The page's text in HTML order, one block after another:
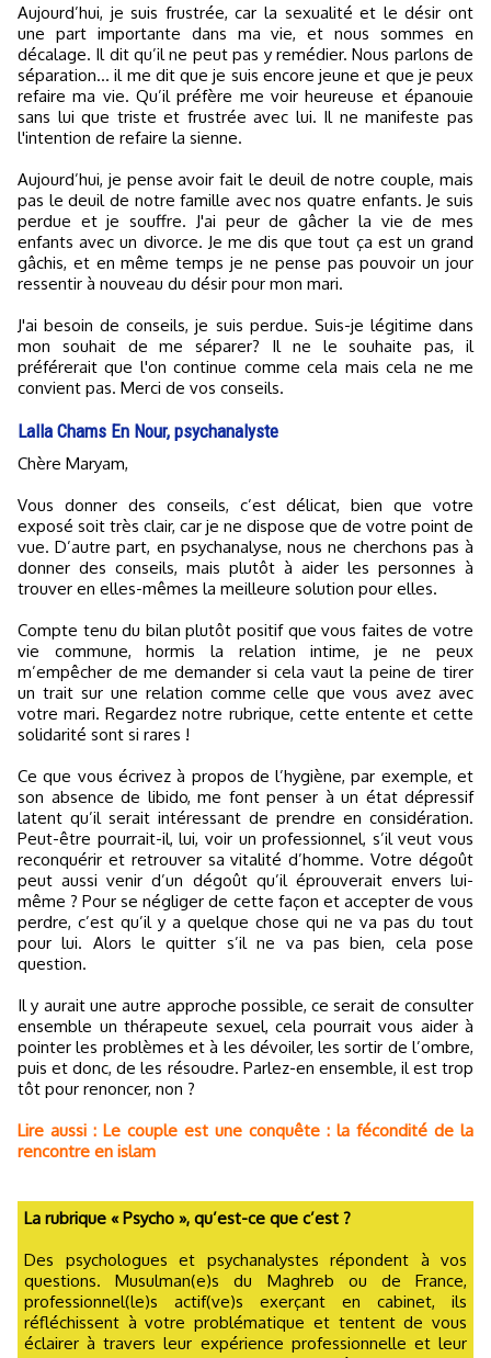
Aujourd’hui, je suis frustrée, car la sexualité et le désir ont
une part importante dans ma vie, et nous sommes en
décalage. Il dit qu’il ne peut pas y remédier. Nous parlons de
séparation... il me dit que je suis encore jeune et que je peux
refaire ma vie. Qu’il préfère me voir heureuse et épanouie
sans lui que triste et frustrée avec lui. Il ne manifeste pas
l'intention de refaire la sienne.
Aujourd’hui, je pense avoir fait le deuil de notre couple, mais
pas le deuil de notre famille avec nos quatre enfants. Je suis
perdue et je souffre. J'ai peur de gâcher la vie de mes
enfants avec un divorce. Je me dis que tout ça est un grand
gâchis, et en même temps je ne pense pas pouvoir un jour
ressentir à nouveau du désir pour mon mari.
J'ai besoin de conseils, je suis perdue. Suis-je légitime dans
mon souhait de me séparer? Il ne le souhaite pas, il
préférerait que l'on continue comme cela mais cela ne me
convient pas. Merci de vos conseils.
Lalla Chams En Nour, psychanalyste
Chère Maryam,
Vous donner des conseils, c’est délicat, bien que votre
exposé soit très clair, car je ne dispose que de votre point de
vue. D’autre part, en psychanalyse, nous ne cherchons pas à
donner des conseils, mais plutôt à aider les personnes à
trouver en elles-mêmes la meilleure solution pour elles.
Compte tenu du bilan plutôt positif que vous faites de votre
vie commune, hormis la relation intime, je ne peux
m’empêcher de me demander si cela vaut la peine de tirer
un trait sur une relation comme celle que vous avez avec
votre mari. Regardez notre rubrique, cette entente et cette
solidarité sont si rares !
Ce que vous écrivez à propos de l’hygiène, par exemple, et
son absence de libido, me font penser à un état dépressif
latent qu’il serait intéressant de prendre en considération.
Peut-être pourrait-il, lui, voir un professionnel, s’il veut vous
reconquérir et retrouver sa vitalité d’homme. Votre dégoût
peut aussi venir d’un dégoût qu’il éprouverait envers lui-
même ? Pour se négliger de cette façon et accepter de vous
perdre, c’est qu’il y a quelque chose qui ne va pas du tout
pour lui. Alors le quitter s’il ne va pas bien, cela pose
question.
Il y aurait une autre approche possible, ce serait de consulter
ensemble un thérapeute sexuel, cela pourrait vous aider à
pointer les problèmes et à les dévoiler, les sortir de l’ombre,
puis et donc, de les résoudre. Parlez-en ensemble, il est trop
tôt pour renoncer, non ?
Lire aussi : Le couple est une conquête : la fécondité de la
rencontre en islam
La rubrique « Psycho », qu’est-ce que c’est ?
Des psychologues et psychanalystes répondent à vos
questions. Musulman(e)s du Maghreb ou de France,
professionnel(le)s actif(ve)s exerçant en cabinet, ils
réfléchissent à votre problématique et tentent de vous
éclairer à travers leur expérience professionnelle et leur